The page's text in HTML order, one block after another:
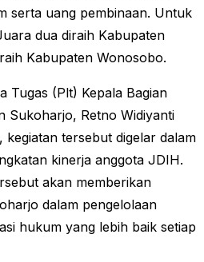
serta uang pembinaan. Untuk
dua diraih Kabupaten
Kabupaten Wonosobo.
Tugas (Plt) Kepala Bagian
Sukoharjo, Retno Widiyanti
kegiatan tersebut digelar dalam
kinerja anggota JDIH.
akan memberikan
dalam pengelolaan
hukum yang lebih baik setiap